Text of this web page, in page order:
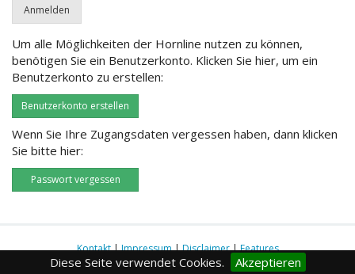
Diese Seite verwendet Cookies. Akzeptieren
Um alle Möglichkeiten der Hornline nutzen zu können,
benötigen Sie ein Benutzerkonto. Klicken Sie hier, um ein
Benutzerkonto zu erstellen:
Benutzerkonto erstellen
Wenn Sie Ihre Zugangsdaten vergessen haben, dann klicken
Sie bitte hier:
Passwort vergessen
Kontakt|Impressum|Disclaimer|Features